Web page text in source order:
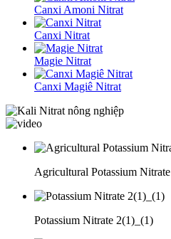
Canxi Amoni Nitrat
Canxi Nitrat
Magie Nitrat
Canxi Magiê Nitrat
Agricultural Potassium Nitrate
Potassium Nitrate 2(1)_(1)